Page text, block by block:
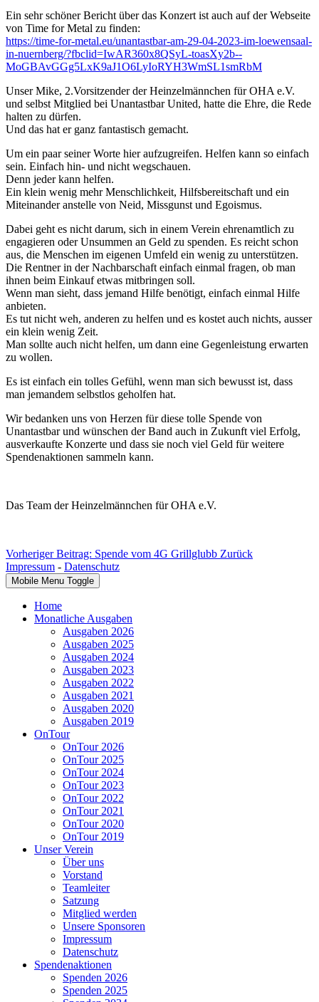
Ein sehr schöner Bericht über das Konzert ist auch auf der Webseite
von Time for Metal zu finden:
https://time-for-metal.eu/unantastbar-am-29-04-2023-im-loewensaal-
in-nuernberg/?fbclid=IwAR360x8QSyL-toasXy2b--
MoGBAvGGg5LxK9aJ1O6LyIoRYH3WmSL1smRbM
Unser Mike, 2.Vorsitzender der Heinzelmännchen für OHA e.V.
und selbst Mitglied bei Unantastbar United, hatte die Ehre, die Rede
halten zu dürfen.
Und das hat er ganz fantastisch gemacht.
Um ein paar seiner Worte hier aufzugreifen. Helfen kann so einfach
sein. Einfach hin- und nicht wegschauen.
Denn jeder kann helfen.
Ein klein wenig mehr Menschlichkeit, Hilfsbereitschaft und ein
Miteinander anstelle von Neid, Missgunst und Egoismus.
Dabei geht es nicht darum, sich in einem Verein ehrenamtlich zu
engagieren oder Unsummen an Geld zu spenden. Es reicht schon
aus, die Menschen im eigenen Umfeld ein wenig zu unterstützen.
Die Rentner in der Nachbarschaft einfach einmal fragen, ob man
ihnen beim Einkauf etwas mitbringen soll.
Wenn man sieht, dass jemand Hilfe benötigt, einfach einmal Hilfe
anbieten.
Es tut nicht weh, anderen zu helfen und es kostet auch nichts, ausser
ein klein wenig Zeit.
Man sollte auch nicht helfen, um dann eine Gegenleistung erwarten
zu wollen.
Es ist einfach ein tolles Gefühl, wenn man sich bewusst ist, dass
man jemandem selbstlos geholfen hat.
Wir bedanken uns von Herzen für diese tolle Spende von
Unantastbar und wünschen der Band auch in Zukunft viel Erfolg,
ausverkaufte Konzerte und dass sie noch viel Geld für weitere
Spendenaktionen sammeln kann.
Das Team der Heinzelmännchen für OHA e.V.
Vorheriger Beitrag: Spende vom 4G Grillglubb Zurück
Impressum - Datenschutz
Mobile Menu Toggle
Home
Monatliche Ausgaben
Ausgaben 2026
Ausgaben 2025
Ausgaben 2024
Ausgaben 2023
Ausgaben 2022
Ausgaben 2021
Ausgaben 2020
Ausgaben 2019
OnTour
OnTour 2026
OnTour 2025
OnTour 2024
OnTour 2023
OnTour 2022
OnTour 2021
OnTour 2020
OnTour 2019
Unser Verein
Über uns
Vorstand
Teamleiter
Satzung
Mitglied werden
Unsere Sponsoren
Impressum
Datenschutz
Spendenaktionen
Spenden 2026
Spenden 2025